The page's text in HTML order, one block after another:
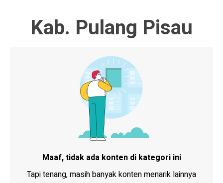
Kab. Pulang Pisau
Maaf, tidak ada konten di kategori ini
Tapi tenang, masih banyak konten menarik lainnya